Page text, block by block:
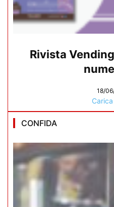
Rivista
18/
CONFIDA